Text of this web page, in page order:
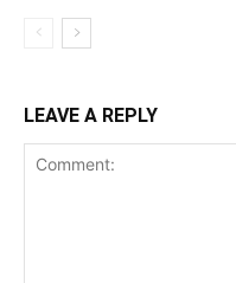
LEAVE A REPLY